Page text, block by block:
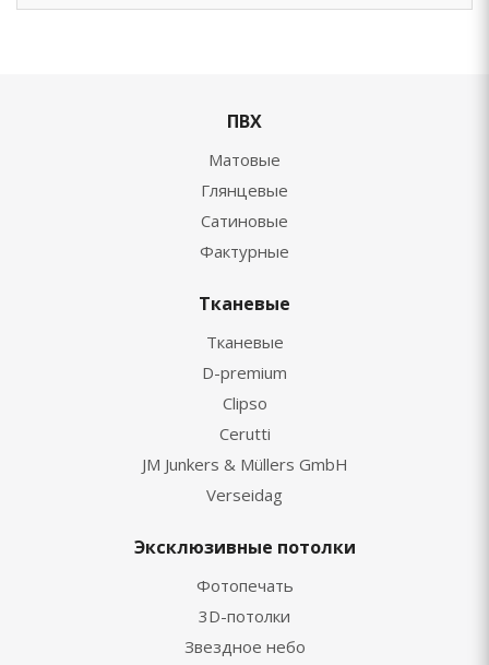
ПВХ
Матовые
Глянцевые
Сатиновые
Фактурные
Тканевые
Тканевые
D-premium
Clipso
Cerutti
JM Junkers & Müllers GmbH
Verseidag
Эксклюзивные потолки
Фотопечать
3D-потолки
Звездное небо